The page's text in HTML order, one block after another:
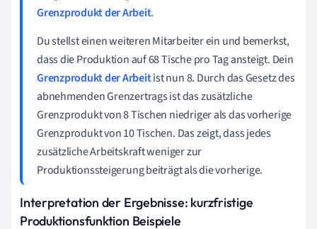
Grenzprodukt der Arbeit.
Du stellst einen weiteren Mitarbeiter ein und bemerkst,
dass die Produktion auf 68 Tische pro Tag ansteigt. Dein
Grenzprodukt der Arbeitist nun 8. Durch das Gesetz des
abnehmenden Grenzertrags ist das zusätzliche
Grenzprodukt von 8 Tischen niedriger als das vorherige
Grenzprodukt von 10 Tischen. Das zeigt, dass jedes
zusätzliche Arbeitskraft weniger zur
Produktionssteigerung beiträgt als die vorherige.
Interpretation der Ergebnisse: kurzfristige
Produktionsfunktion Beispiele